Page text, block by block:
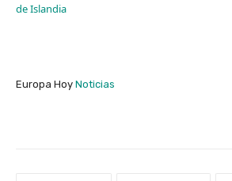
de Islandia
Europa Hoy Noticias